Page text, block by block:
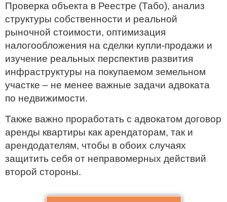
Проверка объекта в Реестре (Табо), анализ
структуры собственности и реальной
рыночной стоимости, оптимизация
налогообложения на сделки купли-продажи и
изучение реальных перспектив развития
инфраструктуры на покупаемом земельном
участке – не менее важные задачи адвоката
по недвижимости.
Также важно проработать с адвокатом договор
аренды квартиры как арендаторам, так и
арендодателям, чтобы в обоих случаях
защитить себя от неправомерных действий
второй стороны.